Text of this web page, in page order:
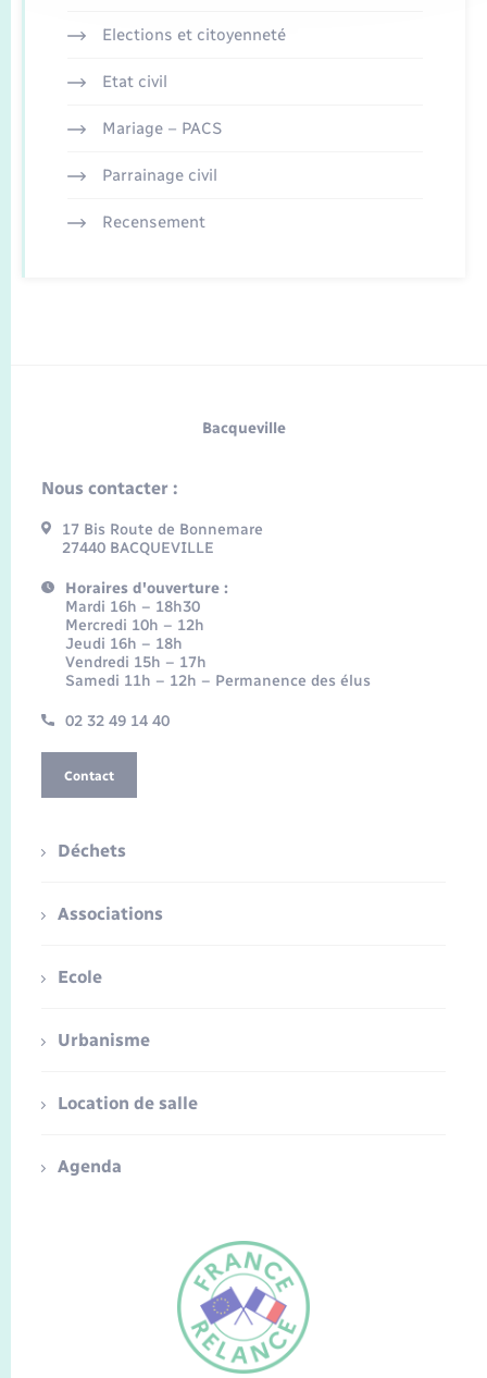
FR
Elections et citoyenneté
Etat civil
Mariage – PACS
Parrainage civil
Recensement
Bacqueville
Nous contacter :
17 Bis Route de Bonnemare
27440 BACQUEVILLE
Horaires d'ouverture :
Mardi 16h – 18h30
Mercredi 10h – 12h
Jeudi 16h – 18h
Vendredi 15h – 17h
Samedi 11h – 12h – Permanence des élus
02 32 49 14 40
Contact
Déchets
Associations
Ecole
Urbanisme
Location de salle
Agenda